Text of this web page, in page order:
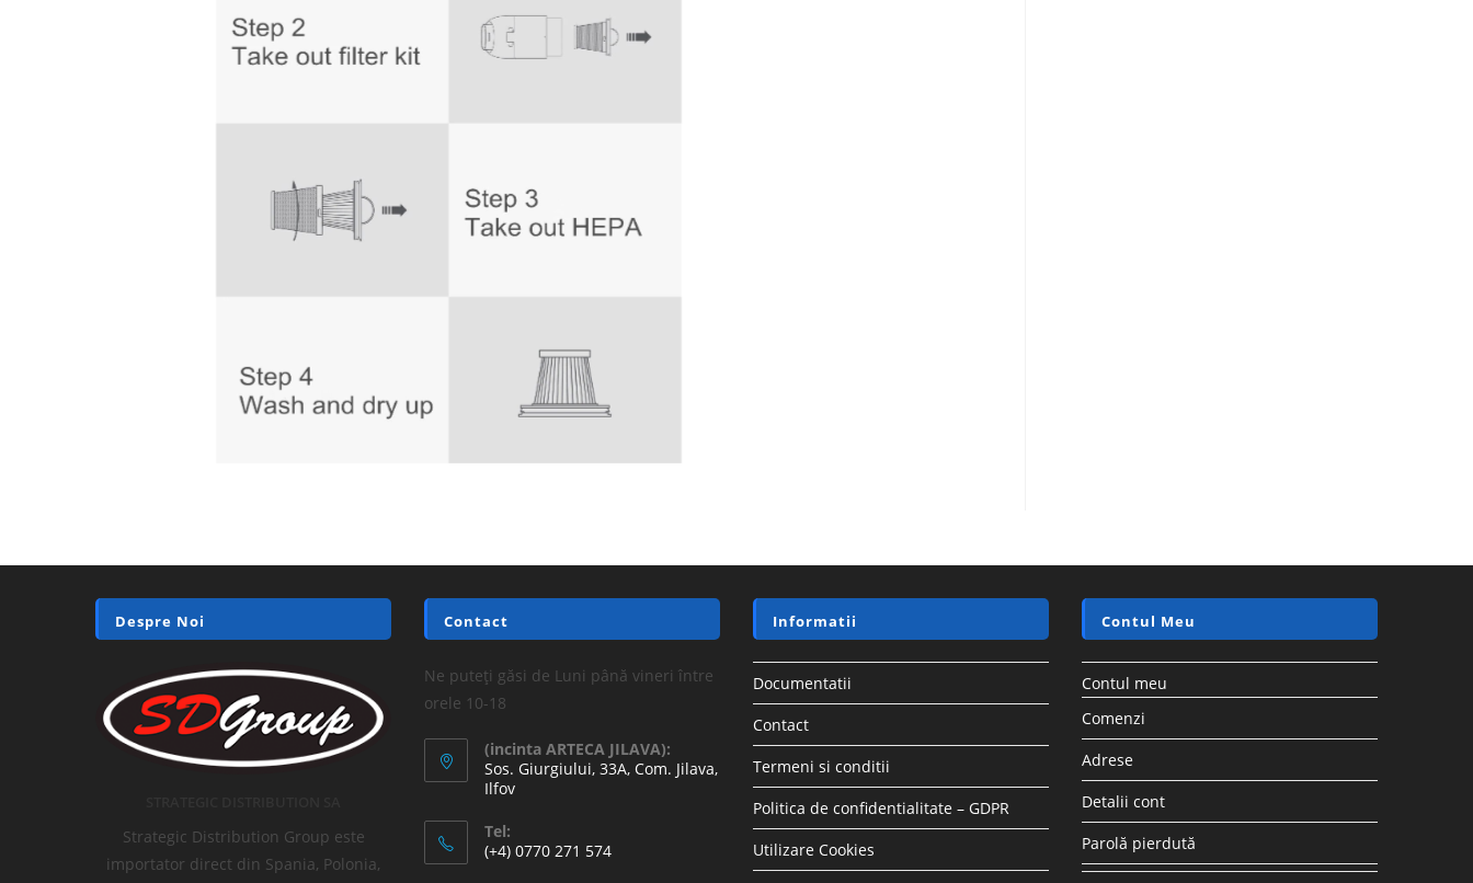
Despre Noi
Strategic Distribution Group este
importator direct din Spania, Polonia,
Contact
Ne puteți găsi de Luni până vineri între
orele 10-18
(incinta ARTECA JILAVA):
Sos. Giurgiului, 33A, Com. Jilava,
Ilfov
Tel:
(+4) 0770 271 574
Informatii
Documentatii
Contact
Termeni si conditii
Politica de confidentialitate – GDPR
Utilizare Cookies
Contul Meu
Contul meu
Comenzi
Adrese
Detalii cont
Parolă pierdută